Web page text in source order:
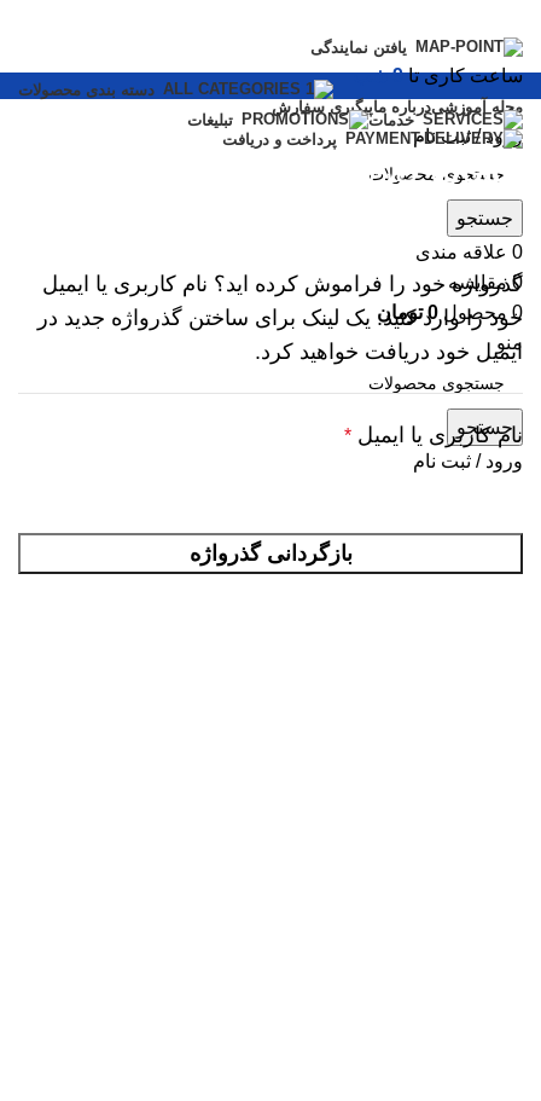
یافتن نمایندگی
ساعت کاری تا9 شب
مجله آموزشیدرباره ماپیگیری سفارش
ورود / ثبت نام
دسته بندی محصولات
خدمات
تبلیغات
پرداخت و دریافت
جستجو
0 علاقه مندی
0 مقایسه
0 محصول 0 تومان
منو
جستجو
ورود / ثبت نام
حساب کاربری من
گذرواژه خود را فراموش کرده اید؟ نام کاربری یا ایمیل
خود را وارد کنید. یک لینک برای ساختن گذرواژه جدید در
ایمیل خود دریافت خواهید کرد.
نام کاربری یا ایمیل *
بازگردانی گذرواژه